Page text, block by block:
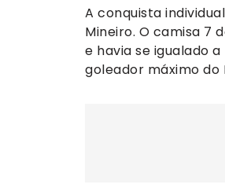
A conquista
Mineiro. O camisa 7
e havia se igualado
goleador máximo do